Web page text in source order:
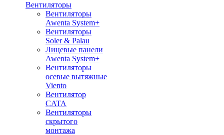
Вентиляторы
Вентиляторы
Awenta System+
Вентиляторы
Soler & Palau
Лицевые панели
Awenta System+
Вентиляторы
осевые вытяжные
Viento
Вентилятор
CATA
Вентиляторы
скрытого
монтажа